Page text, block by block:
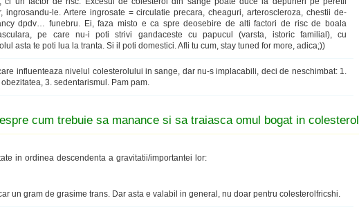
ingrosandu-le. Artere ingrosate = circulatie precara, cheaguri, arteroscleroza, chestii de-
dpdv… funebru. Ei, faza misto e ca spre deosebire de alti factori de risc de boala
pe care nu-i poti strivi gandaceste cu papucul (varsta, istoric familial), cu
asta te poti lua la tranta. Si il poti domestici. Afli tu cum, stay tuned for more, adica;))
influenteaza nivelul colesterolului in sange, dar nu-s implacabili, deci de neschimbat: 1.
3. sedentarismul. Pam pam.
cum trebuie sa manance si sa traiasca omul bogat in colesterol
in ordinea descendenta a gravitatii/importantei lor:
un gram de grasime trans. Dar asta e valabil in general, nu doar pentru colesterolfricshi.